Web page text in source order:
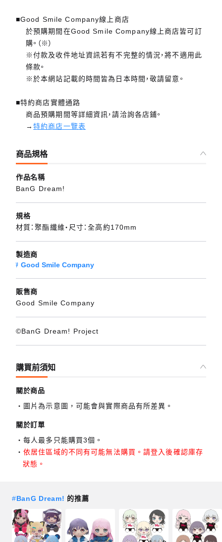
■Good Smile Company線上商店
於預購期間在Good Smile Company線上商店皆可訂
購。（※）
※付款及收件地址資訊若有不完整的情況，將不適用此
條款。
※於本網站記載的時間皆為日本時間，敬請留意。
■特約商店實體通路
商品預購期間等詳細資訊，請洽詢各店鋪。
→特約商店一覽表
商品規格
作品名稱
BanG Dream!
規格
材質：聚酯纖維・尺寸：全高約170mm
製造商
Good Smile Company
販售商
Good Smile Company
©BanG Dream! Project
購買前須知
關於商品
圖片為示意圖，可能會與實際商品有所差異。
關於訂單
每人最多只能購買3個。
依居住區域的不同有可能無法購買。請登入後確認庫存
狀態。
#BanG Dream! 的推薦